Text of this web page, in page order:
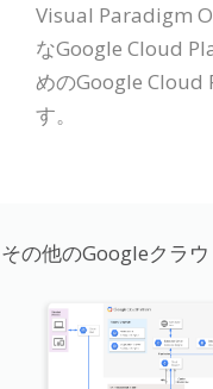
Visual Paradigm
なGoogle Cloud
めのGoogle
す。
その他のGoogleクラ